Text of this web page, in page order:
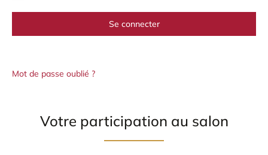
Se connecter
Mot de passe oublié ?
Votre participation au salon